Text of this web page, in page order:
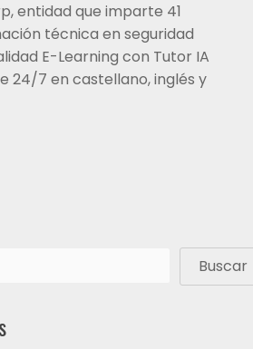
entidad que imparte 41
técnica en seguridad
E-Learning con Tutor IA
24/7 en castellano, inglés y
Buscar